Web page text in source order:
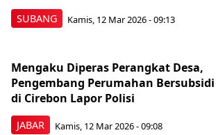
SUBANG Kamis, 12 Mar 2026 - 09:13
JABAR
Mengaku Diperas Perangkat Desa,
Pengembang Perumahan Bersubsidi
di Cirebon Lapor Polisi
Kamis, 12 Mar 2026 - 09:08